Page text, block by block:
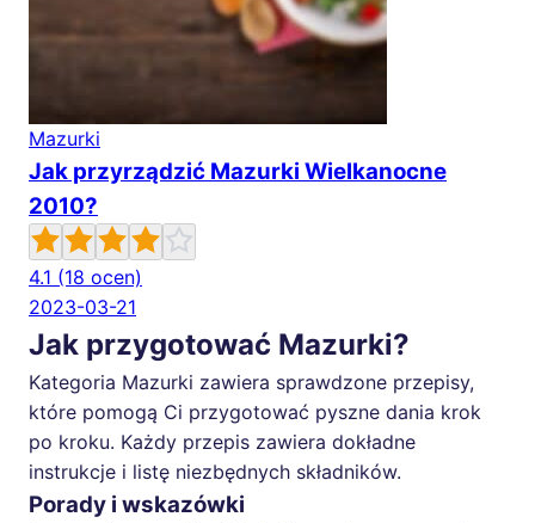
Mazurki
Jak przyrządzić Mazurki Wielkanocne
2010?
4.1 (18 ocen)
2023-03-21
Jak przygotować Mazurki?
Kategoria Mazurki zawiera sprawdzone przepisy,
które pomogą Ci przygotować pyszne dania krok
po kroku. Każdy przepis zawiera dokładne
instrukcje i listę niezbędnych składników.
Porady i wskazówki